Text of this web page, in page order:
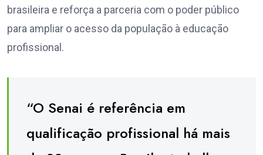
brasileira e reforça a parceria com o poder público
para ampliar o acesso da população à educação
profissional.
“O Senai é referência em
qualificação profissional há mais